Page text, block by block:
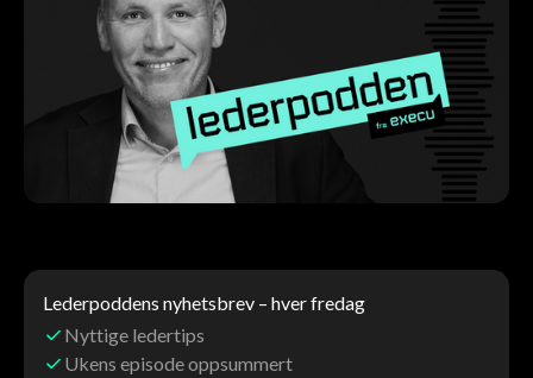
Lederpoddens nyhetsbrev – hver fredag
Nyttige ledertips
Ukens episode oppsummert